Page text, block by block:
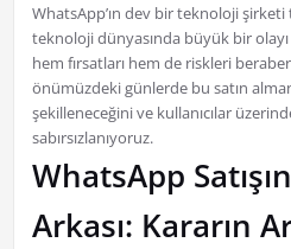
WhatsApp’ın dev bir teknoloji şirketi
teknoloji dünyasında büyük bir
hem fırsatları hem de riskleri
önümüzdeki günlerde bu satın
şekilleneceğini ve kullanıcılar
sabırsızlanıyoruz.
WhatsApp
Arkası: Kararın